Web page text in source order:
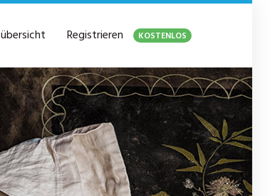
Registrieren KOSTENLOS